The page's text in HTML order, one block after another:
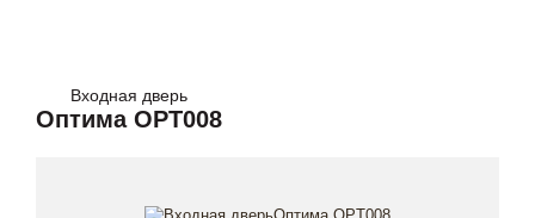
Входная дверь
Оптима OPT008